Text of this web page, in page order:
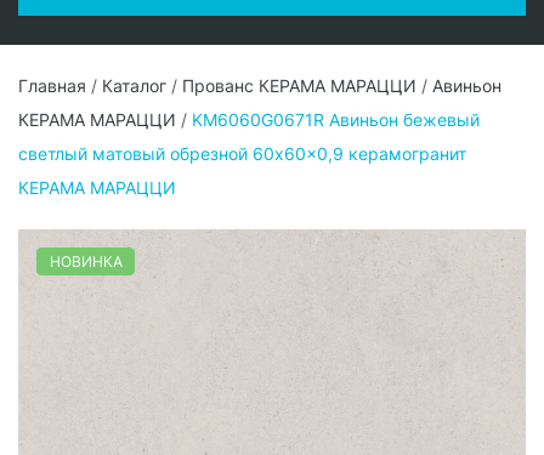
Главная / Каталог / Прованс КЕРАМА МАРАЦЦИ / Авиньон
КЕРАМА МАРАЦЦИ / KM6060G0671R Авиньон бежевый
светлый матовый обрезной 60x60x0,9 керамогранит
КЕРАМА МАРАЦЦИ
НОВИНКА